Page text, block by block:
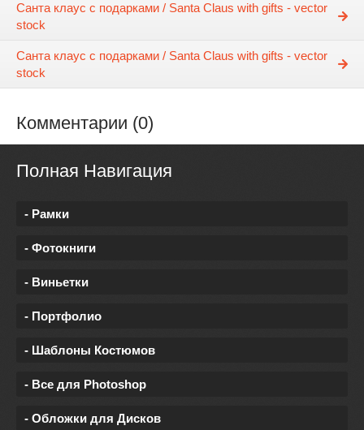
Санта клаус с подарками / Santa Claus with gifts - vector
stock
Санта клаус с подарками / Santa Claus with gifts - vector
stock
Комментарии (0)
Полная Навигация
- Рамки
- Фотокниги
- Виньетки
- Портфолио
- Шаблоны Костюмов
- Все для Photoshop
- Обложки для Дисков